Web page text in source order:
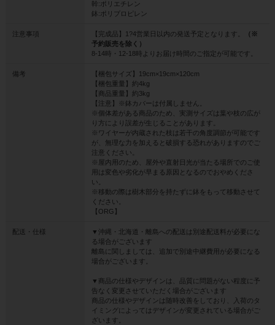
幹:ポリエチレン
鉢:ポリプロピレン
注意事項 【完成品】1?4営業日以内の発送予定となります。
（※
予約販売を除く）
8-14時・12-18時よりお届け時間のご指定が可能です。
備考
【梱包サイズ】19cm×19cm×120cm
【梱包重量】約4kg
【商品重量】約3kg
【注意】※鉢カバーは付属しません。
※個体差がある商品のため、実測サイズは葉や枝の広が
り方により誤差が生じることがあります。
※ワイヤーが内蔵された枝は若干の角度調節が可能です
が、無理な力を加えると破損する恐れがありますのでご
注意ください。
※屋内用のため、屋外や直射日光が当たる場所でのご使
用は変色や劣化が早まる原因となるのでおやめくださ
い。
※移動の際は樹木部分を持たずに鉢をもって移動させて
ください。
【ORG】
配送・仕様
▼沖縄・北海道・離島への配送は別途配送料が必要にな
る場合がございます
離島に関しましては、追加で別途中継費用が必要になる
場合がございます。
▼商品の仕様やデザインは、品質に問題がない程度に予
告なく変更させていただく場合がございます
商品の仕様やデザインは随時改善をしており、入荷のタ
イミングによってはデザインが変更されている場合がご
ざいます。